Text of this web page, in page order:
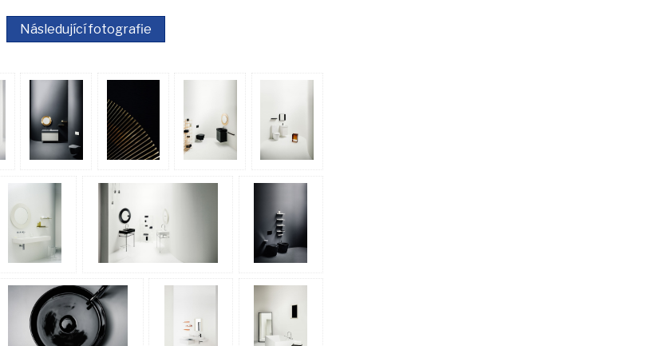
Následující fotografie